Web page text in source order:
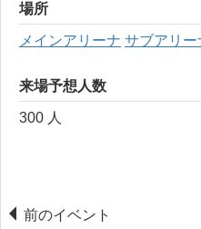
場所
メインアリーナ サブアリー
来場予想人数
300 人
前のイベント